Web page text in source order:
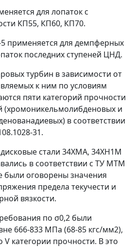
для лопаток с
КП55, КП60, КП70.
применяется для демпферных
последних ступеней ЦНД.
турбин в зависимости от
к ним по условиям
пяти категорий прочности
(хромоникельмолибденовых и
в соответствии
31.
стали 34ХМА, 34ХН1М
в соответствии с ТУ МТМ
были оговорены значения
предела текучести и
вязкости.
по σ0,2 были
666-833 МПа (68-85 кгс/мм2),
V категории прочности. В это